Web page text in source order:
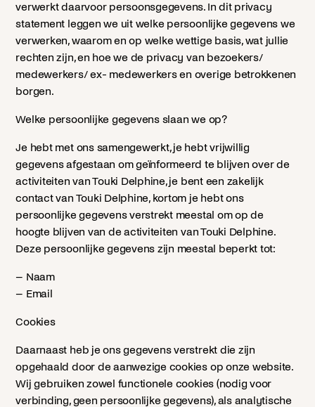
verwerkt daarvoor persoonsgegevens. In dit privacy
statement leggen we uit welke persoonlijke gegevens we
verwerken, waarom en op welke wettige basis, wat jullie
rechten zijn, en hoe we de privacy van bezoekers/
medewerkers/ ex- medewerkers en overige betrokkenen
borgen.
Welke persoonlijke gegevens slaan we op?
Je hebt met ons samengewerkt, je hebt vrijwillig
gegevens afgestaan om geïnformeerd te blijven over de
activiteiten van Touki Delphine, je bent een zakelijk
contact van Touki Delphine, kortom je hebt ons
persoonlijke gegevens verstrekt meestal om op de
hoogte blijven van de activiteiten van Touki Delphine.
Deze persoonlijke gegevens zijn meestal beperkt tot:
– Naam
– Email
Cookies
Daarnaast heb je ons gegevens verstrekt die zijn
opgehaald door de aanwezige cookies op onze website.
Wij gebruiken zowel functionele cookies (nodig voor
verbinding, geen persoonlijke gegevens), als analytische